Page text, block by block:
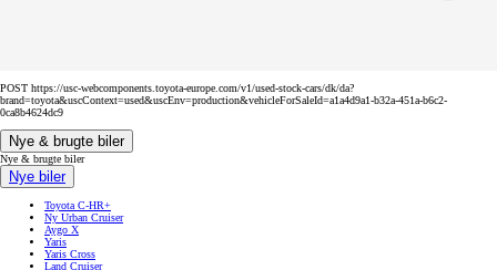
POST https://usc-webcomponents.toyota-europe.com/v1/used-stock-cars/dk/da?
brand=toyota&uscContext=used&uscEnv=production&vehicleForSaleId=a1a4d9a1-b32a-451a-b6c2-
0ca8b4624dc9
Nye & brugte biler
Nye & brugte biler
Nye biler
Toyota C-HR+
Ny Urban Cruiser
Aygo X
Yaris
Yaris Cross
Land Cruiser